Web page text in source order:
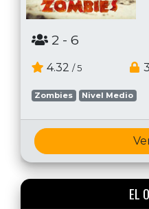
2 - 6
4.32 / 5
Zombies Nivel Medio
EL